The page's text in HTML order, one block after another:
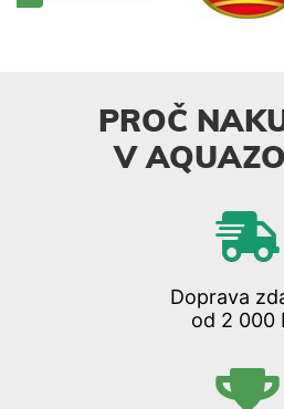
PROČ
V
Doprava
od 2 000